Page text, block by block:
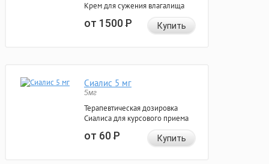
Крем для сужения влагалища
от 1500Р Купить
Сиалис 5 мг
5мг
Терапевтическая дозировка
Сиалиса для курсового приема
от 60Р Купить